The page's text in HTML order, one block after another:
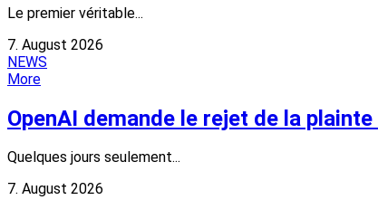
Le premier véritable...
7. August 2026
NEWS
More
OpenAI demande le rejet de la
Quelques jours seulement...
7. August 2026